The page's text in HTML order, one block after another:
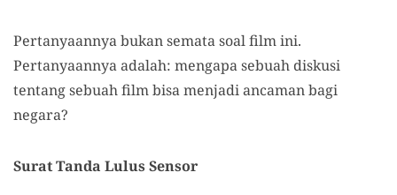
Pertanyaannya bukan semata soal film ini.
Pertanyaannya adalah: mengapa sebuah diskusi
tentang sebuah film bisa menjadi ancaman bagi
negara?
Surat Tanda Lulus Sensor